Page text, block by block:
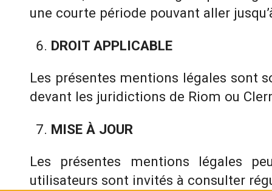
une courte période pouvant aller
DROIT APPLICABLE
Les présentes mentions légales sont
devant les juridictions de Riom ou
MISE À JOUR
Les présentes mentions légales
utilisateurs sont invités à consulter